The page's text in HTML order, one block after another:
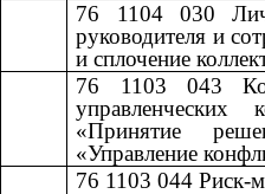
76 1104 030 ​​
руководителя и
и сплочение
76 1103 043 ​​
управленческих
«Принятие
«Управление
76 1103 044 ​​Риск-